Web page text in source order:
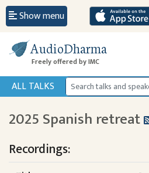
Show menu
AudioDharma
Freely offered by IMC
ALL TALKS
2025 Spanish retreat
Recordings: